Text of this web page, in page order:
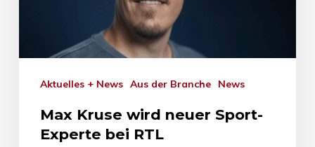
Aktuelles + News Aus der Branche News
Max Kruse wird neuer Sport-
Experte bei RTL